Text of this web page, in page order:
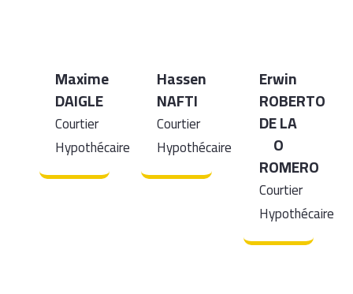
Maxime
DAIGLE
Courtier
Hypothécaire
Hassen
NAFTI
Courtier
Hypothécaire
Erwin
ROBERTO
DE LA
O
ROMERO
Courtier
Hypothécaire